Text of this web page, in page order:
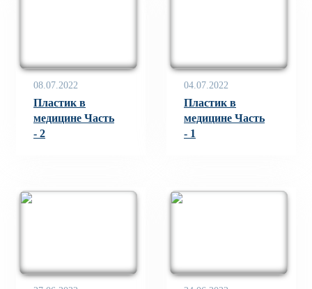
08.07.2022
Пластик в
медицине Часть
- 2
04.07.2022
Пластик в
медицине Часть
- 1